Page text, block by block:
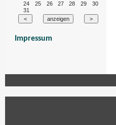
24
25 26 27 28 29
30
31
Impressum